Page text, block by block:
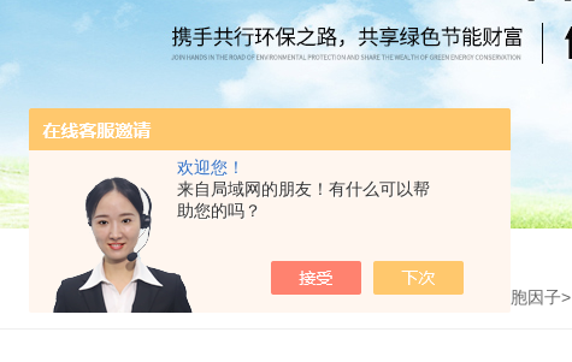
欢迎您！
来自局域网的朋友！有什么可以帮
助您的吗？
首页>产品中心>生长因子/细胞因子>